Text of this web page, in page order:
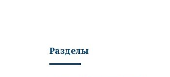
Разделы